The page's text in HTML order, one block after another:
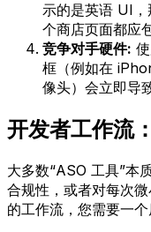
示的是英语 UI
个商店页面都应
竞争对手硬件:
框（例如在
像头）会立即导
开发者工作流
大多数“ASO 工具”本
合规性，或者对每次
的工作流，您需要一